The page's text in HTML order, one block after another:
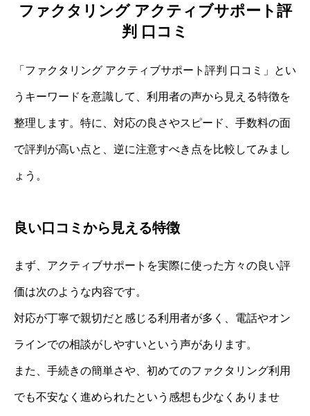
ファクタリング アクティブサポート評
判 口コミ
「ファクタリング アクティブサポート評判 口コミ」とい
うキーワードを意識して、利用者の声から見える特徴を
整理します。特に、対応の良さやスピード、手数料の面
で評判が高い点と、逆に注意すべき点を比較してみまし
ょう。
良い口コミから見える特徴
まず、アクティブサポートを実際に使った方々の良い評
価は次のような内容です。
対応が丁寧で親切だと感じる利用者が多く、電話やオン
ラインでの相談がしやすいという声があります。
また、手続きの簡単さや、初めてのファクタリング利用
でも不安なく進められたという感想も少なくありませ